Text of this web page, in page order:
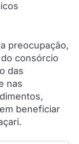
preocupação,
consórcio
das
nas
beneficiar